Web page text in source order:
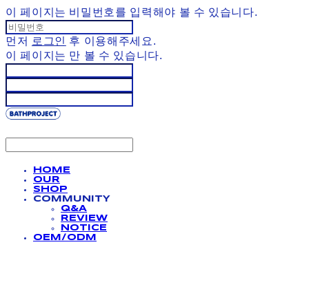
이 페이지는 비밀번호를 입력해야 볼 수 있습니다.
먼저 로그인 후 이용해주세요.
이 페이지는 만 볼 수 있습니다.
HOME
OUR
SHOP
COMMUNITY
Q&A
REVIEW
NOTICE
OEM/ODM